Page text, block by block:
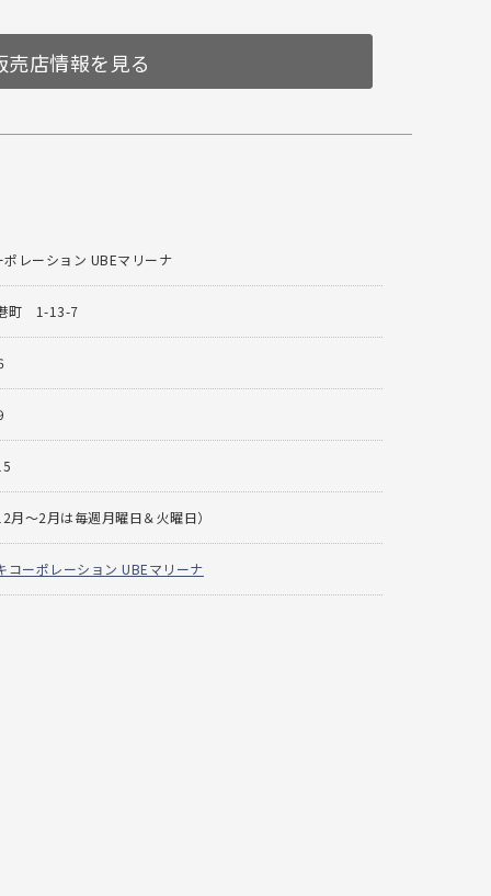
売店情報を見る
レーション UBEマリーナ
町 1-13-7
月～2月は毎週月曜日＆火曜日）
コーポレーション UBEマリーナ